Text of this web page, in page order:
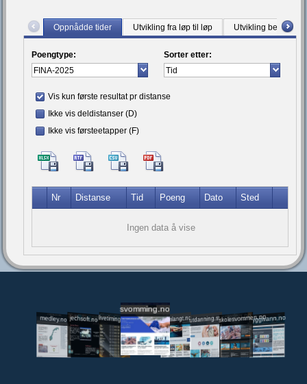
Oppnådde tider Utvikling fra løp til løp Utvikling bestetid
Poengtype: Sorter etter:
Vis kun første resultat pr distanse
Ikke vis deldistanser (D)
Ikke vis førsteetapper (F)
Nr Distanse Tid Poeng Dato Sted
Ingen data å vise
medley.no jechsoft.nolivetiming.medley.no
svomming.no
svomlangt.noutdanning.svomming.no
skolesvommen.notryggivann.no